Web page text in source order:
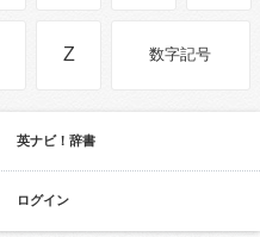
Z 数字記号
英ナビ！辞書
ログイン